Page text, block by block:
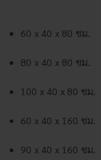
60 x 40 x 80 ซม.
80 x 40 x 80 ซม.
100 x 40 x 80 ซม.
60 x 40 x 160 ซม.
90 x 40 x 160 ซม.